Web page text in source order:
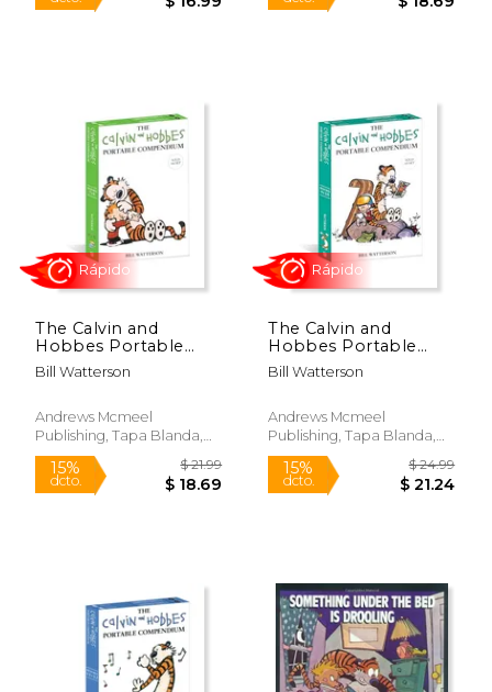
Rápido
$
Rápido
The Calvin and
Hobbes Portable
Compendium set 4
(Volume 4) (en Inglés)
Bill Watterson
Andrews Mcmeel
Publishing, Tapa Blanda,
Nuevo
The Calvin and
Hobbes Portable
Compendium set 5
(Volume 5) (en Inglés)
Bill Watterson
Andrews Mcmeel
Publishing, Tapa Blanda,
Nuevo